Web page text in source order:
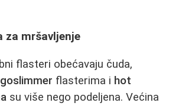
za mršavljenje
flasteri obećavaju čuda,
goslimmer flasterima i hot
su više nego podeljena. Većina